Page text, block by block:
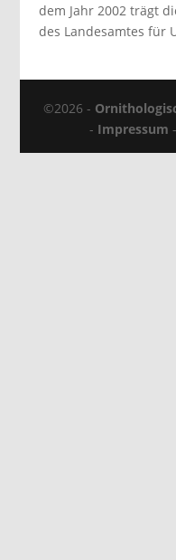
dem Jahr 2002 trägt
des Landesamtes für
©2026 -
- Impressum -